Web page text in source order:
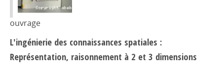
ouvrage
L'ingénierie des connaissances spatiales :
Représentation, raisonnement à 2 et 3 dimensions